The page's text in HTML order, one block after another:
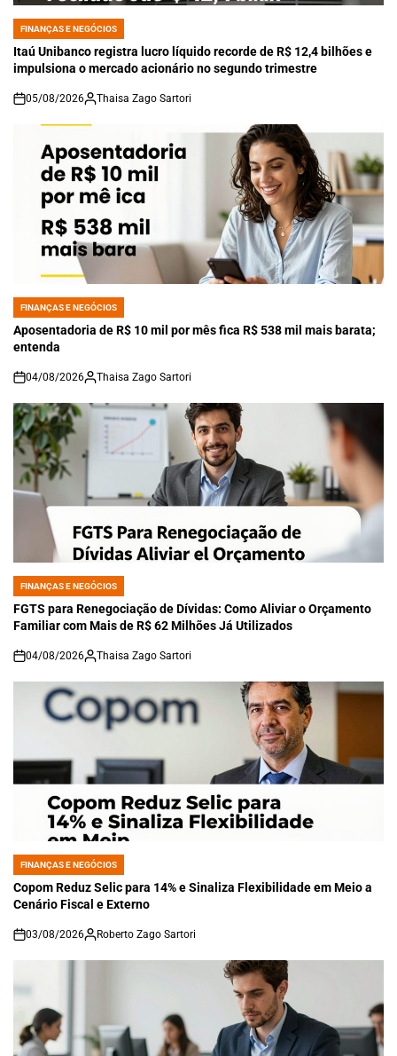
POSTED
IN
FINANÇAS E NEGÓCIOS
Itaú Unibanco registra lucro líquido recorde de R$ 12,4 bilhões e
impulsiona o mercado acionário no segundo trimestre
on
05/08/2026 Thaisa Zago Sartori
POSTED
IN
FINANÇAS E NEGÓCIOS
Aposentadoria de R$ 10 mil por mês fica R$ 538 mil mais barata;
entenda
on
04/08/2026 Thaisa Zago Sartori
POSTED
IN
FINANÇAS E NEGÓCIOS
FGTS para Renegociação de Dívidas: Como Aliviar o Orçamento
Familiar com Mais de R$ 62 Milhões Já Utilizados
on
04/08/2026 Thaisa Zago Sartori
POSTED
IN
FINANÇAS E NEGÓCIOS
Copom Reduz Selic para 14% e Sinaliza Flexibilidade em Meio a
Cenário Fiscal e Externo
on
03/08/2026 Roberto Zago Sartori